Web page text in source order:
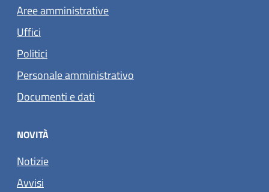
Aree amministrative
Uffici
Politici
Personale amministrativo
Documenti e dati
NOVITÀ
Notizie
Avvisi